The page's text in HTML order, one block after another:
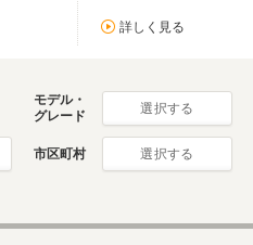
詳しく見る
モデル・
グレード
選択する
市区町村 選択する